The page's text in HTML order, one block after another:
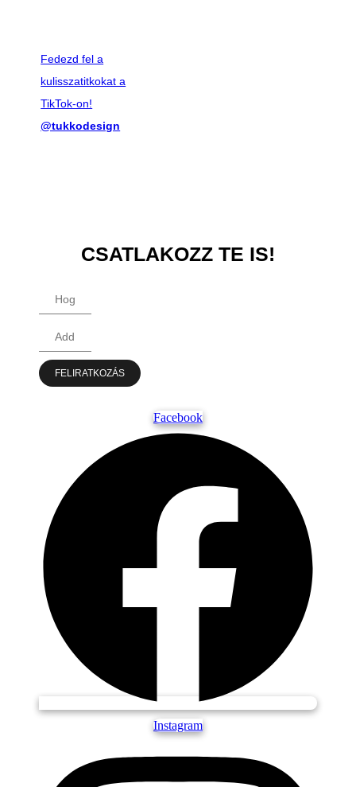
Fedezd fel a
kulisszatitkokat a
TikTok-on!
@tukkodesign
CSATLAKOZZ TE IS!
FELIRATKOZÁS
Facebook
Instagram